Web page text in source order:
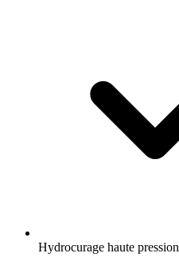
Hydrocurage haute pression